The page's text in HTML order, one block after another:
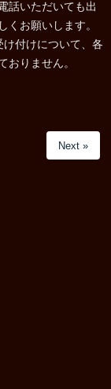
話いただいても出
くお願いします。
付けについて、各
おりません。
Next »